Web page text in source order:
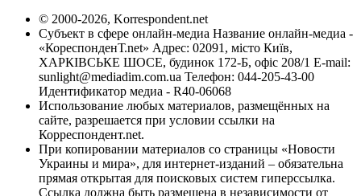
© 2000-2026, Korrespondent.net
Субъект в сфере онлайн-медиа Название онлайн-медиа -
«КореспонденТ.net» Адрес: 02091, місто Київ,
ХАРКІВСЬКЕ ШОСЕ, будинок 172-Б, офіс 208/1 E-mail:
sunlight@mediadim.com.ua Телефон: 044-205-43-00
Идентификатор медиа - R40-06068
Использование любых материалов, размещённых на
сайте, разрешается при условии ссылки на
Корреспондент.net.
При копировании материалов со страницы «Новости
Украины и мира», для интернет-изданий – обязательна
прямая открытая для поисковых систем гиперссылка.
Ссылка должна быть размещена в независимости от